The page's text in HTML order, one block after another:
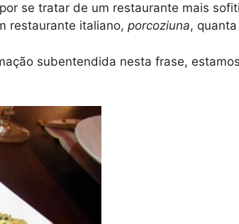
se tratar de um restaurante mais
restaurante italiano, porcoziuna,
subentendida nesta frase,